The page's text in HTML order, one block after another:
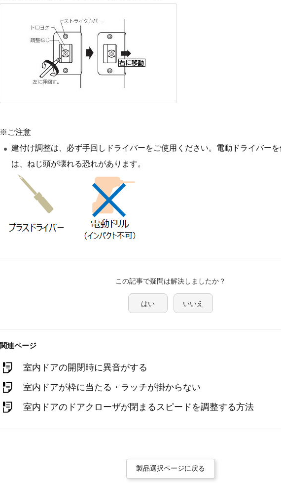
※ご注意
建付け調整は、必ず手回しドライバーをご使用ください。電動ドライバー
は、ねじ頭が壊れる恐れがあります。
この記事で疑問は解決しましたか？
はい いいえ
関連ページ
室内ドアの開閉時に異音がする
室内ドアが枠に当たる・ラッチが掛からない
室内ドアのドアクローザが閉まるスピードを調整する方法
製品選択ページに戻る